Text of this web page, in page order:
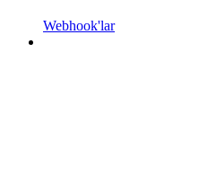
Webhook'lar